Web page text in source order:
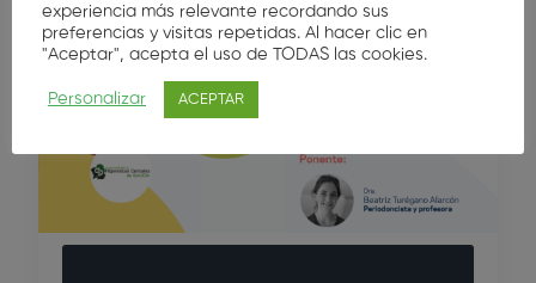
experiencia más relevante recordando sus
preferencias y visitas repetidas. Al hacer clic en
"Aceptar", acepta el uso de TODAS las cookies.
Personalizar ACEPTAR